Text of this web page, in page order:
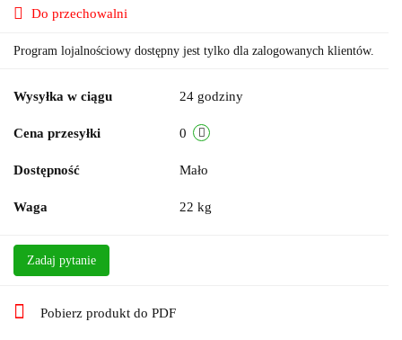
Do przechowalni
Program lojalnościowy dostępny jest tylko dla zalogowanych klientów.
Wysyłka w ciągu 24 godziny
Cena przesyłki 0
Dostępność Mało
Waga 22 kg
Zadaj pytanie
Pobierz produkt do PDF